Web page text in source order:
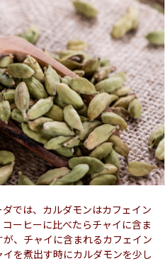
では、カルダモンはカフェイン
ーヒーに比べたらチャイに含ま
、チャイに含まれるカフェイン
を煮出す時にカルダモンを少し